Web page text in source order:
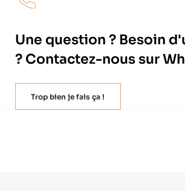
Une question ? Besoin
? Contactez-nous sur
Trop bien je fais ça !